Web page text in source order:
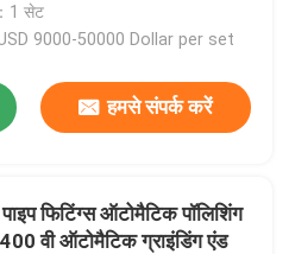
1 सेट
9000-50000 Dollar per set
हमसे संपर्क करें
फिटिंग्स ऑटोमैटिक पॉलिशिंग
वी ऑटोमैटिक ग्राइंडिंग एंड